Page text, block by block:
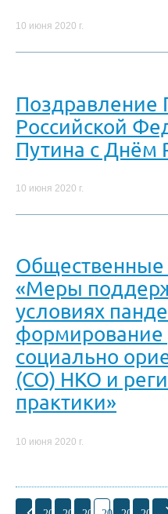
10 июня 2020 г.
Поздравление
Российской
Путина с Днём
10 июня 2020 г.
Общественные
«Меры
условиях
формирование
социально
(СО) НКО и
практики»
10 июня 2020 г.